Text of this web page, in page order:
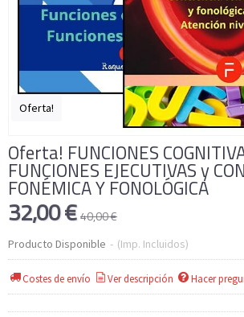
Oferta!
Oferta! FUNCIONES
FUNCIONES EJECUTIVAS y
FONÉMICA Y FONOLÓGICA
32,00 €40,00 €
Producto Disponible - (Imp. Incluidos)
Costes de envío Ver descripción Hacer